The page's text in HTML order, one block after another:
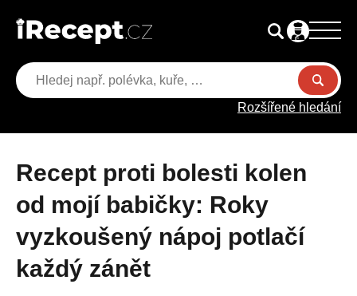
Rozšířené hledání
Recept proti bolesti kolen
od mojí babičky: Roky
vyzkoušený nápoj potlačí
každý zánět